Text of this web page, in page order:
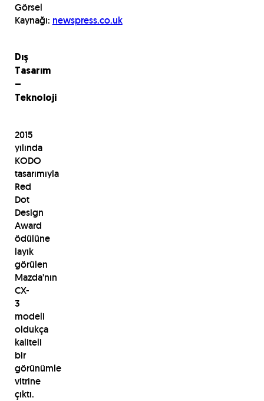
Görsel
Kaynağı: newspress.co.uk
Dış
Tasarım
–
Teknoloji
2015
yılında
KODO
tasarımıyla
Red
Dot
Design
Award
ödülüne
layık
görülen
Mazda’nın
CX-
3
modeli
oldukça
kaliteli
bir
görünümle
vitrine
çıktı.